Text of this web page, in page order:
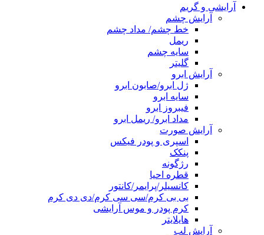
آرایشی و گریم
آرایش چشم
خط چشم/ مداد چشم
ریمل
سایه چشم
گلیتر
آرایش ابرو
ژل ابرو/صابون ابرو
سایه ابرو
فیبروز ابرو
مداد ابرو/ ریمل ابرو
آرایش صورت
اسپری و پودر فیکس
پنکک
رژگونه
قطره احیا
کانسیلر/پرایمر/کانتور
بی بی کرم/سی سی کرم/دی دی کرم
کرم پودر و موس آرایشی
هایلایتر
آرایش لب